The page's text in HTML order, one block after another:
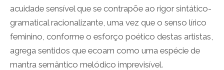
acuidade sensível que se contrapõe ao rigor sintático-
gramatical racionalizante, uma vez que o senso lírico
feminino, conforme o esforço poético destas artistas,
agrega sentidos que ecoam como uma espécie de
mantra semântico melódico imprevisível.